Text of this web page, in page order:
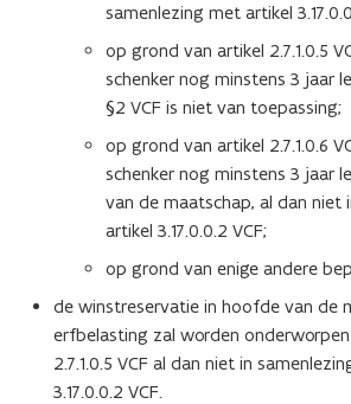
samenlezing met artikel
op grond van artikel 2.7.1.0.5
schenker nog minstens 3 jaar
§2 VCF is niet van toepassing;
op grond van artikel 2.7.1.0.6
schenker nog minstens 3 jaar
van de maatschap, al dan niet
artikel 3.17.0.0.2 VCF;
op grond van enige andere
de winstreservatie in hoofde van de
erfbelasting zal worden
2.7.1.0.5 VCF al dan niet in
3.17.0.0.2 VCF.